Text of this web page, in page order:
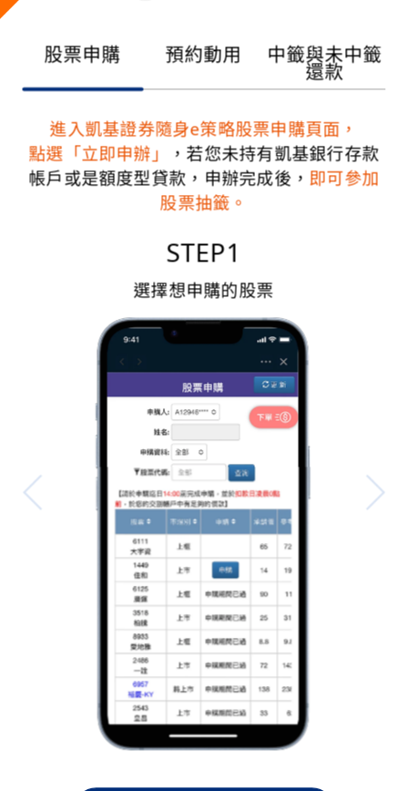
股票申購 預約動用 中籤與未中籤
還款
進入凱基證券隨身e策略股票申購頁面，
點選「立即申辦」 ， 若您未持有凱基銀行存款
帳戶或是額度型貸款， 申辦完成後， 即可參加
股票抽籤。
STEP1
選擇想申購的股票